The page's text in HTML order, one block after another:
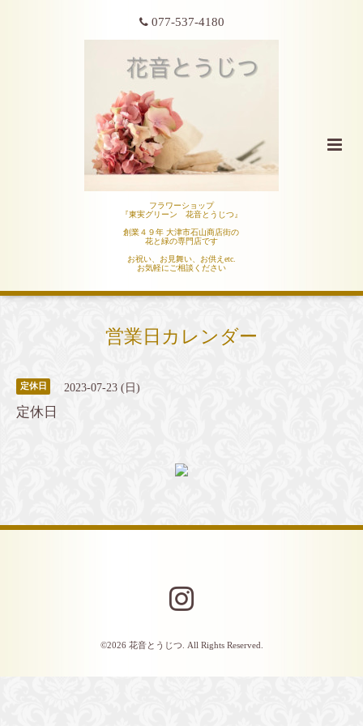
077-537-4180
フラワーショップ
『東実グリーン 花音とうじつ』
創業４９年 大津市石山商店街の
花と緑の専門店です
お祝い、お見舞い、お供えetc.
お気軽にご相談ください
営業日カレンダー
定休日 2023-07-23 (日)
定休日
©2026 花音とうじつ . All Rights Reserved.